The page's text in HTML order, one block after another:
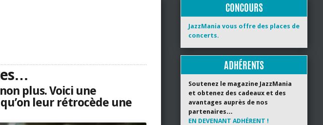
plus. Voici une
leur rétrocède une
CONCOURS
JazzMania vous offre des places de
concerts.
ADHÉRENTS
Soutenez le magazine JazzMania
et obtenez des cadeaux et des
avantages auprès de nos
partenaires…
EN DEVENANT ADHÉRENT !